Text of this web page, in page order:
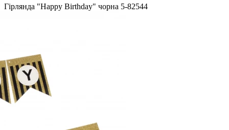
Гірлянда "Happy Birthday" чорна 5-82544